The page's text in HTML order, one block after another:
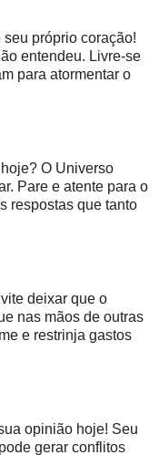
próprio coração!
entendeu. Livre-se
para atormentar o
O Universo
Pare e atente para o
respostas que tanto
deixar que o
nas mãos de outras
e restrinja gastos
opinião hoje! Seu
gerar conflitos